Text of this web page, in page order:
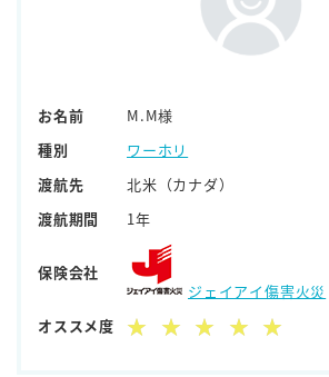
お名前
M.M様
種別
ワーホリ
渡航先
北米（カナダ）
渡航期間
1年
保険会社
ジェイアイ傷害火災
オススメ度